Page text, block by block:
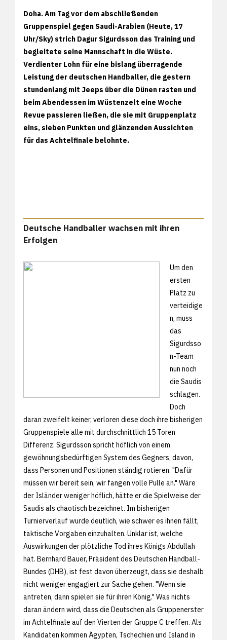
Doha. Am Tag vor dem abschließenden
Gruppenspiel gegen Saudi-Arabien (Heute, 17
Uhr/Sky) strich Dagur Sigurdsson das Training und
begleitete seine Mannschaft in die Wüste.
Verdienter Lohn für eine bislang überragende
Leistung der deutschen Handballer, die gestern
stundenlang mit Jeeps über die Dünen rasten und
beim Abendessen im Wüstenzelt eine Woche
Revue passieren ließen, die sie mit Gruppenplatz
eins, sieben Punkten und glänzenden Aussichten
für das Achtelfinale belohnte.
Deutsche Handballer wachsen mit ihren
Erfolgen
Um den
ersten
Platz zu
verteidige
n, muss
das
Sigurdsso
n-Team
nun noch
die Saudis
schlagen.
Doch
daran zweifelt keiner, verloren diese doch ihre bisherigen
Gruppenspiele alle mit durchschnittlich 15 Toren
Differenz. Sigurdsson spricht höflich von einem
gewöhnungsbedürftigen System des Gegners, davon,
dass Personen und Positionen ständig rotieren. "Dafür
müssen wir bereit sein, wir fangen volle Pulle an." Wäre
der Isländer weniger höflich, hätte er die Spielweise der
Saudis als chaotisch bezeichnet. Im bisherigen
Turnierverlauf wurde deutlich, wie schwer es ihnen fällt,
taktische Vorgaben einzuhalten. Unklar ist, welche
Auswirkungen der plötzliche Tod ihres Königs Abdullah
hat. Bernhard Bauer, Präsident des Deutschen Handball-
Bundes (DHB), ist fest davon überzeugt, dass sie deshalb
nicht weniger engagiert zur Sache gehen. "Wenn sie
antreten, dann spielen sie für ihren König." Was nichts
daran ändern wird, dass die Deutschen als Gruppenerster
im Achtelfinale auf den Vierten der Gruppe C treffen. Als
Kandidaten kommen Ägypten, Tschechien und Island in